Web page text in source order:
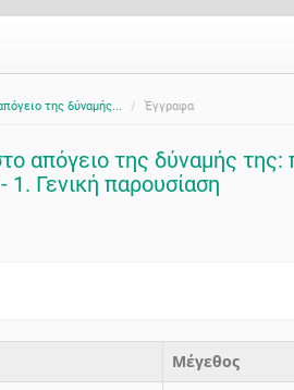
της δύναμής... Έγγραφα
απόγειο της δύναμής της:
Γενική παρουσίαση
Μέγεθος